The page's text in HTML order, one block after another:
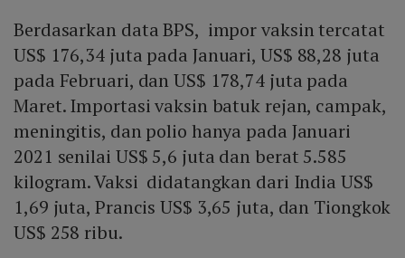
Berdasarkan data BPS, impor vaksin tercatat
US$ 176,34 juta pada Januari, US$ 88,28 juta
pada Februari, dan US$ 178,74 juta pada
Maret. Importasi vaksin batuk rejan, campak,
meningitis, dan polio hanya pada Januari
2021 senilai US$ 5,6 juta dan berat 5.585
kilogram. Vaksi didatangkan dari India US$
1,69 juta, Prancis US$ 3,65 juta, dan Tiongkok
US$ 258 ribu.